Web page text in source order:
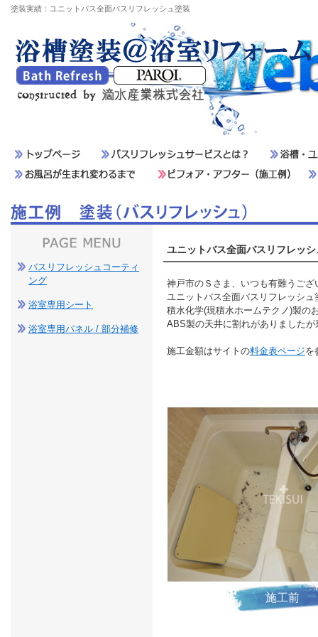
塗装実績：ユニットバス全面バスリフレッシュ塗装
バスリフレッシュコーティ
ング
浴室専用シート
浴室専用パネル / 部分補修
ユニットバス全面バスリフレッ
神戸市のＳさま、いつも有難うござ
ユニットバス全面バスリフレッシュ
積水化学(現積水ホームテクノ)製の
ABS製の天井に割れがありました
施工金額はサイトの料金表ページを
施工前